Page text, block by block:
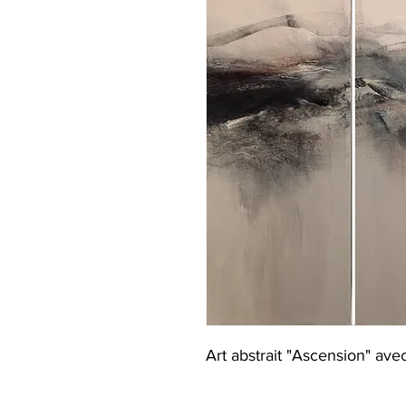
Art abstrait "Ascension"